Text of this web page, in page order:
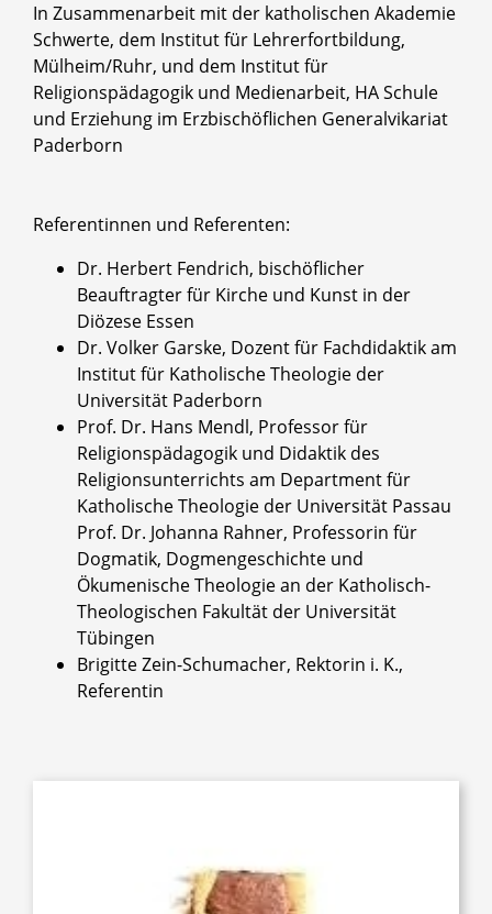
In Zusammenarbeit mit der katholischen Akademie
Schwerte, dem Institut für Lehrerfortbildung,
Mülheim/Ruhr, und dem Institut für
Religionspädagogik und Medienarbeit, HA Schule
und Erziehung im Erzbischöflichen Generalvikariat
Paderborn
Referentinnen und Referenten:
Dr. Herbert Fendrich, bischöflicher
Beauftragter für Kirche und Kunst in der
Diözese Essen
Dr. Volker Garske, Dozent für Fachdidaktik am
Institut für Katholische Theologie der
Universität Paderborn
Prof. Dr. Hans Mendl, Professor für
Religionspädagogik und Didaktik des
Religionsunterrichts am Department für
Katholische Theologie der Universität Passau
Prof. Dr. Johanna Rahner, Professorin für
Dogmatik, Dogmengeschichte und
Ökumenische Theologie an der Katholisch-
Theologischen Fakultät der Universität
Tübingen
Brigitte Zein-Schumacher, Rektorin i. K.,
Referentin